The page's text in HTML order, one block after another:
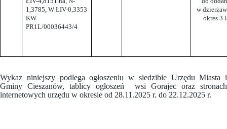
1,3785, W ŁIV-0,3353
KW
PR1L/00036443/4
w
okres 3
Wykaz niniejszy podlega ogłoszeniu w siedzibie Urzędu Miasta i
Gminy Cieszanów, tablicy ogłoszeń wsi Gorajec oraz stronach
internetowych urzędu w okresie od 28.11.2025 r. do 22.12.2025 r.